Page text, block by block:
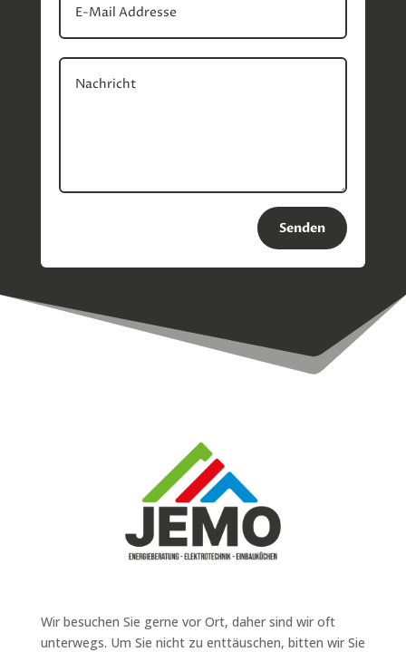
Senden
Wir besuchen Sie gerne vor Ort, daher sind wir oft
unterwegs. Um Sie nicht zu enttäuschen, bitten wir Sie